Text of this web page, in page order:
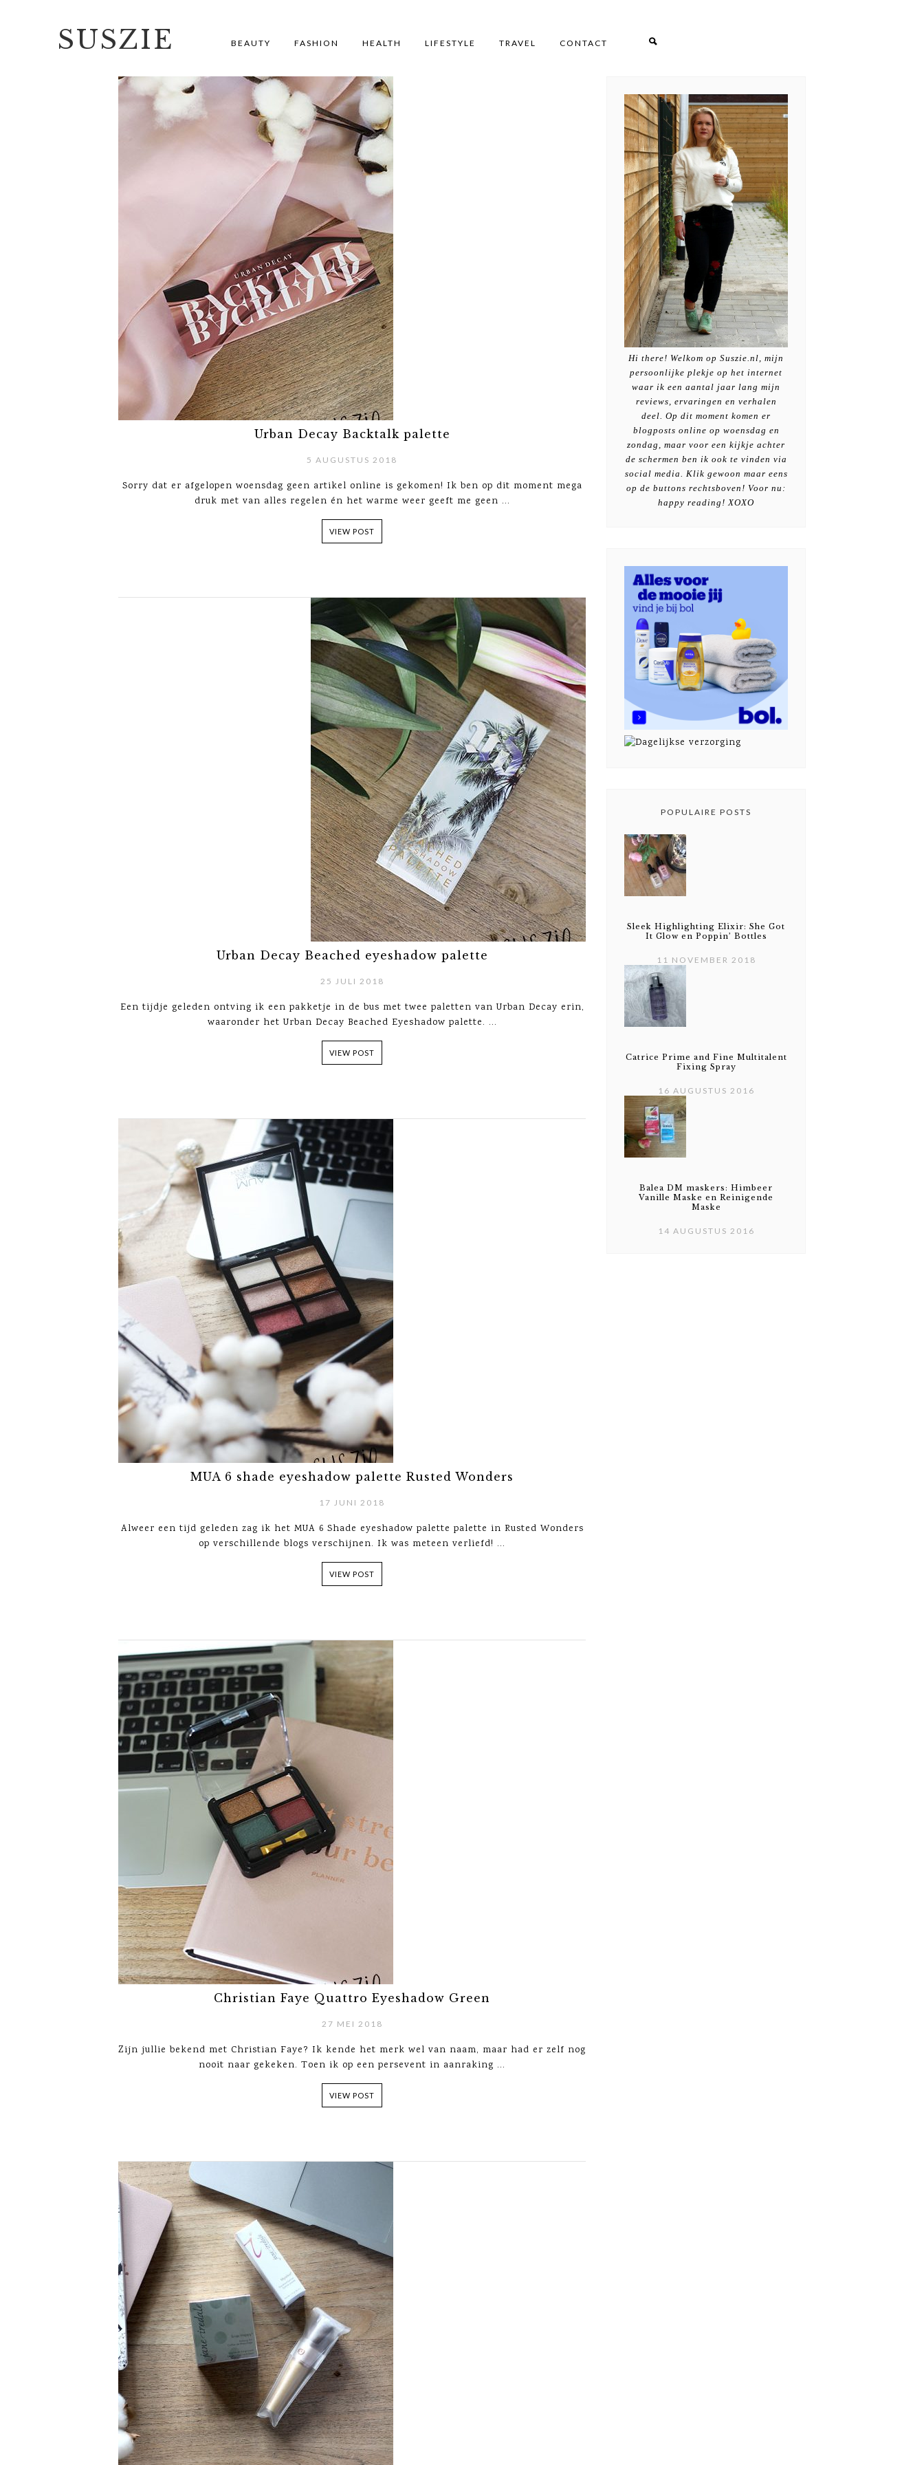
SUSZIE BEAUTY FASHION HEALTH LIFESTYLE TRAVEL CONTACT
Urban Decay Backtalk palette
5 AUGUSTUS 2018
Sorry dat er afgelopen woensdag geen artikel online is gekomen! Ik ben op dit moment mega
druk met van alles regelen én het warme weer geeft me geen ...
VIEW POST
Urban Decay Beached eyeshadow palette
25 JULI 2018
Een tijdje geleden ontving ik een pakketje in de bus met twee paletten van Urban Decay erin,
waaronder het Urban Decay Beached Eyeshadow palette. ...
VIEW POST
MUA 6 shade eyeshadow palette Rusted Wonders
17 JUNI 2018
Alweer een tijd geleden zag ik het MUA 6 Shade eyeshadow palette palette in Rusted Wonders
op verschillende blogs verschijnen. Ik was meteen verliefd! ...
VIEW POST
Christian Faye Quattro Eyeshadow Green
27 MEI 2018
Zijn jullie bekend met Christian Faye? Ik kende het merk wel van naam, maar had er zelf nog
nooit naar gekeken. Toen ik op een persevent in aanraking ...
VIEW POST
Hi there! Welkom op Suszie.nl, mijn
persoonlijke plekje op het internet
waar ik een aantal jaar lang mijn
reviews, ervaringen en verhalen
deel. Op dit moment komen er
blogposts online op woensdag en
zondag, maar voor een kijkje achter
de schermen ben ik ook te vinden via
social media. Klik gewoon maar eens
op de buttons rechtsboven! Voor nu:
happy reading! XOXO
POPULAIRE POSTS
Sleek Highlighting Elixir: She Got
It Glow en Poppin’ Bottles
11 NOVEMBER 2018
Catrice Prime and Fine Multitalent
Fixing Spray
16 AUGUSTUS 2016
Balea DM maskers: Himbeer
Vanille Maske en Reinigende
Maske
14 AUGUSTUS 2016